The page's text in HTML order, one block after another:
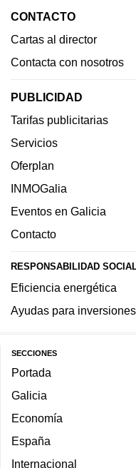
CONTACTO
Cartas al director
Contacta con nosotros
PUBLICIDAD
Tarifas publicitarias
Servicios
Oferplan
INMOGalia
Eventos en Galicia
Contacto
RESPONSABILIDAD
Eficiencia energética
Ayudas para inversiones
SECCIONES
Portada
Galicia
Economía
España
Internacional